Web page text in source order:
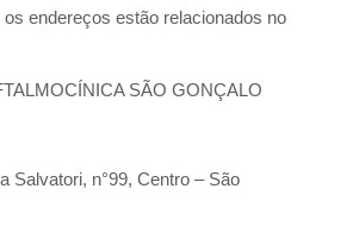
os endereços estão relacionados no
SÃO GONÇALO
Salvatori, n°99, Centro – São